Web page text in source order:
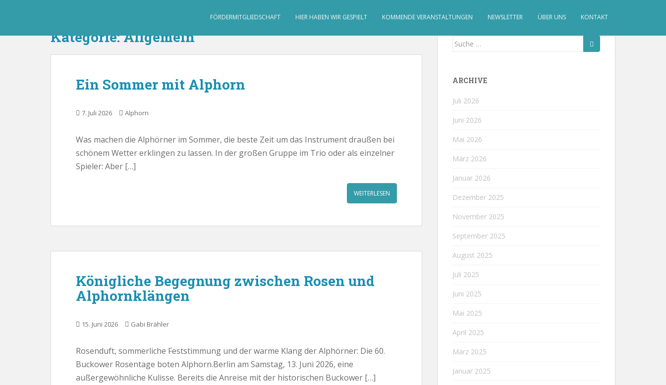
FÖRDERMITGLIEDSCHAFT HIER HABEN WIR GESPIELT KOMMENDE VERANSTALTUNGEN NEWSLETTER ÜBER UNS KONTAKT
Kategorie:Allgemein
Ein Sommer mit Alphorn
7. Juli 2026 Alphorn
Was machen die Alphörner im Sommer, die beste Zeit um das Instrument draußen bei
schönem Wetter erklingen zu lassen. In der großen Gruppe im Trio oder als einzelner
Spieler: Aber […]
WEITERLESEN
Königliche Begegnung zwischen Rosen und
Alphornklängen
15. Juni 2026 Gabi Brähler
Rosenduft, sommerliche Feststimmung und der warme Klang der Alphörner: Die 60.
Buckower Rosentage boten Alphorn.Berlin am Samstag, 13. Juni 2026, eine
außergewöhnliche Kulisse. Bereits die Anreise mit der historischen Buckower […]
Suche
ARCHIVE
Juli 2026
Juni 2026
Mai 2026
März 2026
Januar 2026
Dezember 2025
November 2025
September 2025
August 2025
Juli 2025
Juni 2025
Mai 2025
April 2025
März 2025
Januar 2025